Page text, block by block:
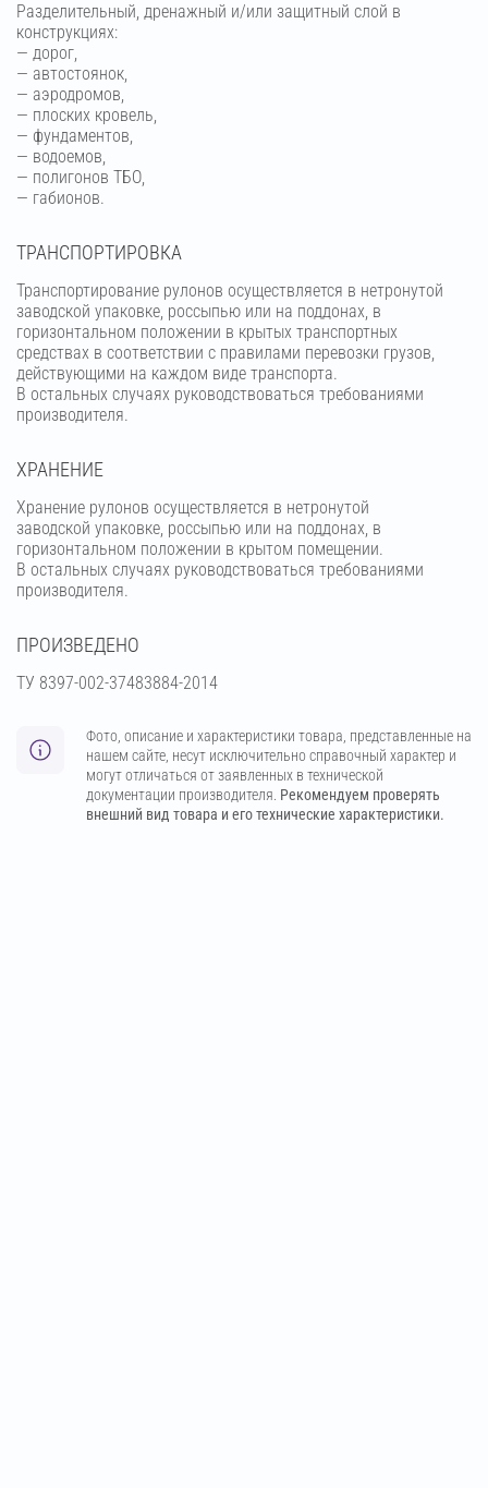
Разделительный, дренажный и/или защитный слой в
конструкциях:
— дорог,
— автостоянок,
— аэродромов,
— плоских кровель,
— фундаментов,
— водоемов,
— полигонов ТБО,
— габионов.
ТРАНСПОРТИРОВКА
Транспортирование рулонов осуществляется в нетронутой
заводской упаковке, россыпью или на поддонах, в
горизонтальном положении в крытых транспортных
средствах в соответствии с правилами перевозки грузов,
действующими на каждом виде транспорта.
В остальных случаях руководствоваться требованиями
производителя.
ХРАНЕНИЕ
Хранение рулонов осуществляется в нетронутой
заводской упаковке, россыпью или на поддонах, в
горизонтальном положении в крытом помещении.
В остальных случаях руководствоваться требованиями
производителя.
ПРОИЗВЕДЕНО
ТУ 8397-002-37483884-2014
Фото, описание и характеристики товара, представленные на
нашем сайте, несут исключительно справочный характер и
могут отличаться от заявленных в технической
документации производителя. Рекомендуем проверять
внешний вид товара и его технические характеристики.